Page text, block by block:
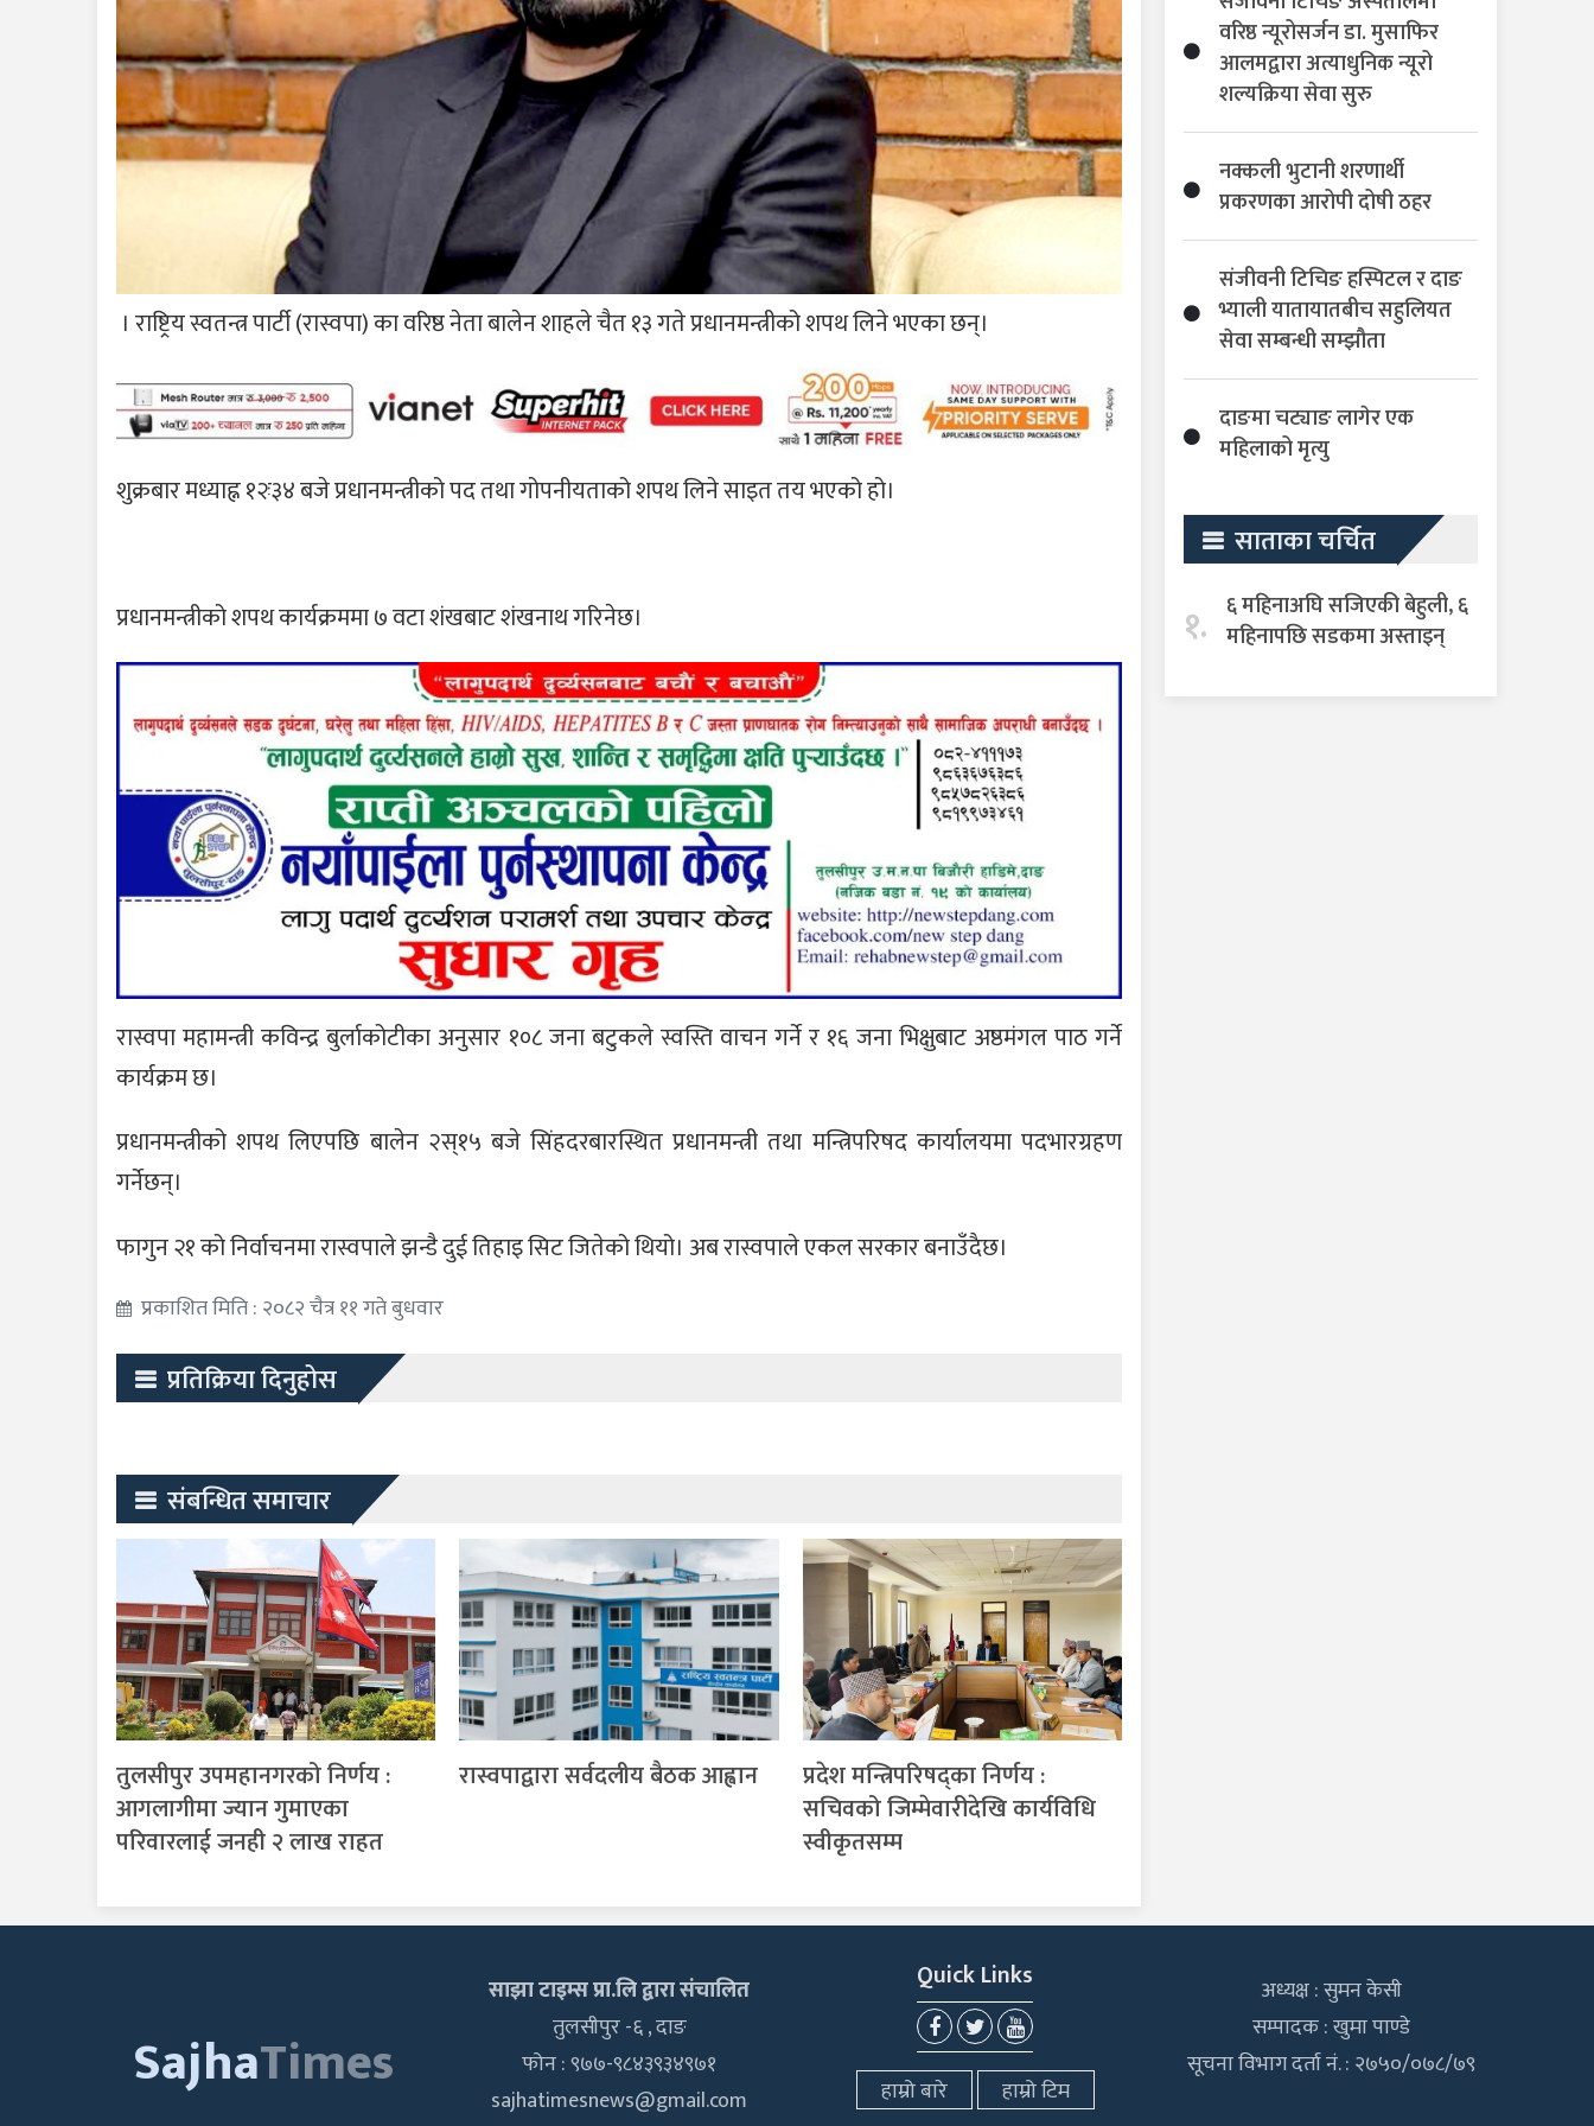
। राष्ट्रिय स्वतन्त्र पार्टी (रास्वपा) का वरिष्ठ नेता बालेन शाहले चैत १३ गते प्रधानमन्त्रीको शपथ लिने भएका छन्।
शुक्रबार मध्याह्न १२ः३४ बजे प्रधानमन्त्रीको पद तथा गोपनीयताको शपथ लिने साइत तय भएको हो।
प्रधानमन्त्रीको शपथ कार्यक्रममा ७ वटा शंखबाट शंखनाथ गरिनेछ।
रास्वपा महामन्त्री कविन्द्र बुर्लाकोटीका अनुसार १०८ जना बटुकले स्वस्ति वाचन गर्ने र १६ जना भिक्षुबाट अष्ठमंगल पाठ गर्ने
कार्यक्रम छ।
प्रधानमन्त्रीको शपथ लिएपछि बालेन २स्१५ बजे सिंहदरबारस्थित प्रधानमन्त्री तथा मन्त्रिपरिषद कार्यालयमा पदभारग्रहण
गर्नेछन्।
फागुन २१ को निर्वाचनमा रास्वपाले झन्डै दुई तिहाइ सिट जितेको थियो। अब रास्वपाले एकल सरकार बनाउँदैछ।
प्रकाशित मिति : २०८२ चैत्र ११ गते बुधवार
प्रतिक्रिया दिनुहोस
संबन्धित समाचार
तुलसीपुर उपमहानगरको निर्णय :
आगलागीमा ज्यान गुमाएका
परिवारलाई जनही २ लाख राहत
रास्वपाद्वारा सर्वदलीय बैठक आह्वान
प्रदेश मन्त्रिपरिषद्का निर्णय :
सचिवको जिम्मेवारीदेखि कार्यविधि
स्वीकृतसम्म
वरिष्ठ न्यूरोसर्जन डा. मुसाफिर
आलमद्वारा अत्याधुनिक न्यूरो
शल्यक्रिया सेवा सुरु
नक्कली भुटानी शरणार्थी
प्रकरणका आरोपी दोषी ठहर
संजीवनी टिचिङ हस्पिटल र दाङ
भ्याली यातायातबीच सहुलियत
सेवा सम्बन्धी सम्झौता
दाङमा चट्याङ लागेर एक
महिलाको मृत्यु
साताका चर्चित
१. ६ महिनाअघि सजिएकी बेहुली, ६
महिनापछि सडकमा अस्ताइन्
SajhaTimes
साझा टाइम्स प्रा.लि द्वारा संचालित
तुलसीपुर -६ , दाङ
फोन : ९७७-९८४३९३४९७१
sajhatimesnews@gmail.com
Quick Links
हाम्रो बारे हाम्रो टिम
अध्यक्ष : सुमन केसी
सम्पादक : खुमा पाण्डे
सूचना विभाग दर्ता नं. : २७५०/०७८/७९